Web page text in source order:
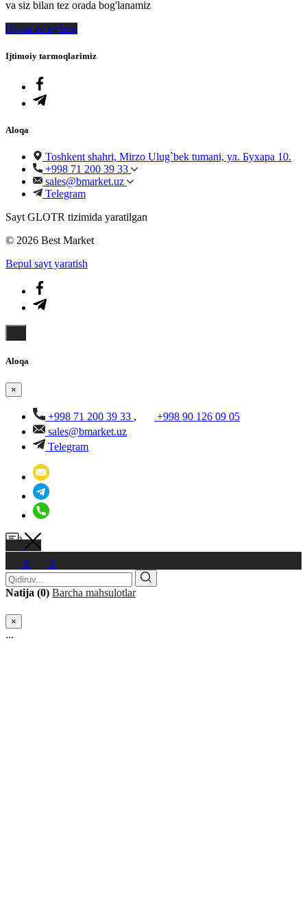
va siz bilan tez orada bog'lanamiz
Qayta qo'ng'iroq
Ijtimoiy tarmoqlarimiz
Aloqa
Toshkent shahri, Mirzo Ulug`bek tumani, ул. Бухара 10.
+998 71 200 39 33
sales@bmarket.uz
Telegram
Sayt GLOTR tizimida yaratilgan
© 2026 Best Market
Bepul sayt yaratish
Aloqa
×
+998 71 200 39 33 ,
+998 90 126 09 05
sales@bmarket.uz
Telegram
0 0
Natija (0) Barcha mahsulotlar
×
...